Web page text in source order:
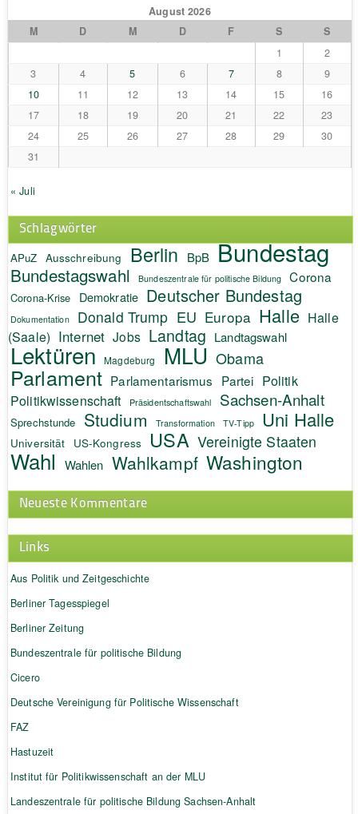
August 2026
M
D M D F S
S
1
2
3
4 5 6 7 8
9
10
11 12 13 14 15
16
17
18 19 20 21 22
23
24
25 26 27 28 29
30
31
« Juli
Schlagwörter
APuZ Ausschreibung Berlin BpB Bundestag
Bundestagswahl Bundeszentrale für politische Bildung Corona
Corona-Krise Demokratie Deutscher Bundestag
Dokumentation Donald Trump EU Europa Halle Halle
(Saale) Internet Jobs Landtag Landtagswahl
Lektüren Magdeburg MLU Obama
Parlament Parlamentarismus Partei Politik
Politikwissenschaft Präsidentschaftswahl Sachsen-Anhalt
Sprechstunde Studium Transformation TV-Tipp Uni Halle
Universität US-Kongress USA Vereinigte Staaten
Wahl Wahlen Wahlkampf Washington
Neueste Kommentare
Links
Aus Politik und Zeitgeschichte
Berliner Tagesspiegel
Berliner Zeitung
Bundeszentrale für politische Bildung
Cicero
Deutsche Vereinigung für Politische Wissenschaft
FAZ
Hastuzeit
Institut für Politikwissenschaft an der MLU
Landeszentrale für politische Bildung Sachsen-Anhalt